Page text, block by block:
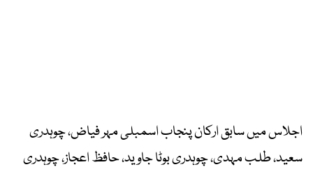
اجلاس میں سابق ارکان پنجاب اسمبلی مہر فیاض، چوہدری
سعید، طلب مہدی، چوہدری بوٹا جاوید، حافظ اعجاز، چوہدری